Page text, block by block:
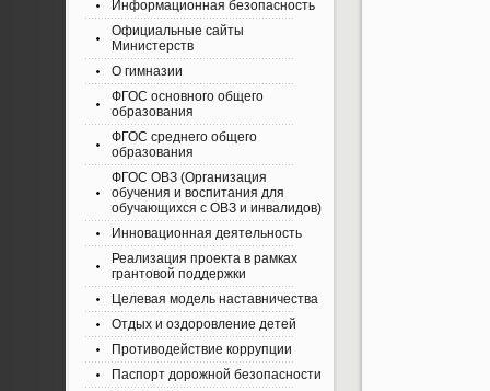
Информационная безопасность
Официальные сайты
Министерств
О гимназии
ФГОС основного общего
образования
ФГОС среднего общего
образования
ФГОС ОВЗ (Организация
обучения и воспитания для
обучающихся с ОВЗ и инвалидов)
Инновационная деятельность
Реализация проекта в рамках
грантовой поддержки
Целевая модель наставничества
Отдых и оздоровление детей
Противодействие коррупции
Паспорт дорожной безопасности